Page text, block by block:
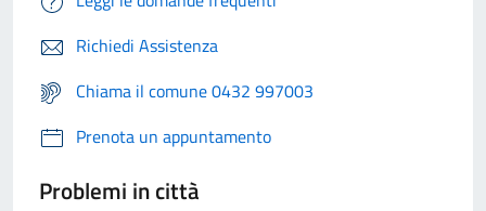
Richiedi Assistenza
Chiama il comune 0432 997003
Prenota un appuntamento
Problemi in città